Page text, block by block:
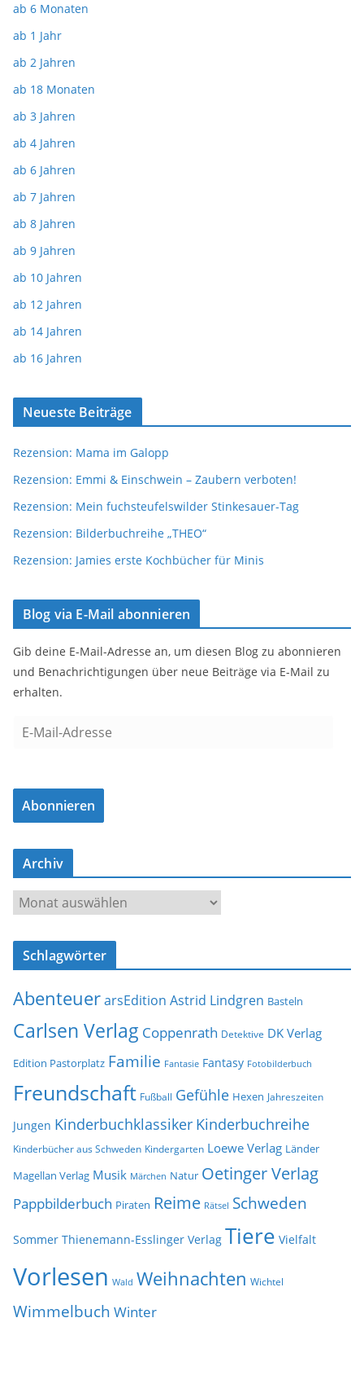
ab 6 Monaten
ab 1 Jahr
ab 2 Jahren
ab 18 Monaten
ab 3 Jahren
ab 4 Jahren
ab 6 Jahren
ab 7 Jahren
ab 8 Jahren
ab 9 Jahren
ab 10 Jahren
ab 12 Jahren
ab 14 Jahren
ab 16 Jahren
Neueste Beiträge
Rezension: Mama im Galopp
Rezension: Emmi & Einschwein – Zaubern verboten!
Rezension: Mein fuchsteufelswilder Stinkesauer-Tag
Rezension: Bilderbuchreihe „THEO“
Rezension: Jamies erste Kochbücher für Minis
Blog via E-Mail abonnieren
Gib deine E-Mail-Adresse an, um diesen Blog zu abonnieren
und Benachrichtigungen über neue Beiträge via E-Mail zu
erhalten.
a
l
-
d
s
e
Abonnieren
Archiv
r
c
v
Schlagwörter
AbenteuerarsEdition Astrid Lindgren Basteln
Carlsen Verlag Coppenrath Detektive DK Verlag
Edition Pastorplatz Familie Fantasie Fantasy Fotobilderbuch
Freundschaft Fußball Gefühle Hexen Jahreszeiten
Jungen Kinderbuchklassiker Kinderbuchreihe
Kinderbücher aus Schweden Kindergarten Loewe Verlag Länder
Magellan Verlag Musik Märchen Natur Oetinger Verlag
Pappbilderbuch Piraten Reime Rätsel Schweden
Sommer Thienemann-Esslinger Verlag Tiere Vielfalt
Vorlesen Wald Weihnachten Wichtel
Wimmelbuch Winter